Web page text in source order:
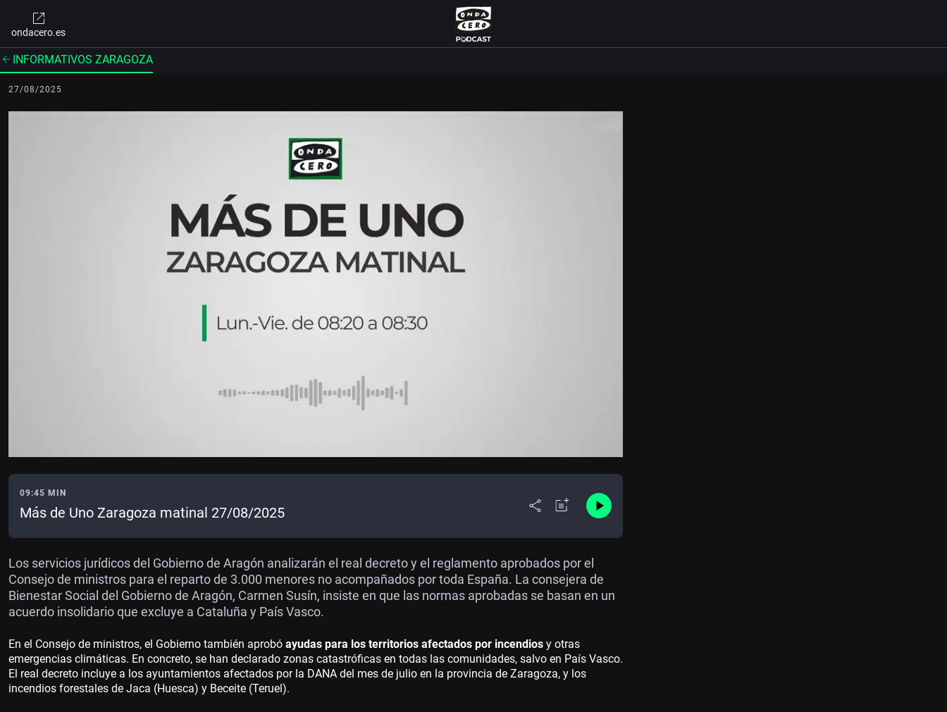
ondacero.es
INFORMATIVOS ZARAGOZA
27/08/2025
09:45 MIN
Más de Uno Zaragoza matinal 27/08/2025
Los servicios jurídicos del Gobierno de Aragón analizarán el real decreto y el reglamento aprobados por el
Consejo de ministros para el reparto de 3.000 menores no acompañados por toda España. La consejera de
Bienestar Social del Gobierno de Aragón, Carmen Susín, insiste en que las normas aprobadas se basan en un
acuerdo insolidario que excluye a Cataluña y País Vasco.
En el Consejo de ministros, el Gobierno también aprobó ayudas para los territorios afectados por incendios y otras
emergencias climáticas. En concreto, se han declarado zonas catastróficas en todas las comunidades, salvo en País Vasco.
El real decreto incluye a los ayuntamientos afectados por la DANA del mes de julio en la provincia de Zaragoza, y los
incendios forestales de Jaca (Huesca) y Beceite (Teruel).